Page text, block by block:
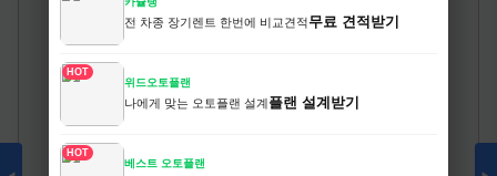
전 차종 장기렌트 한번에 비교견적무료 견적받기
HOT
위드오토플랜
나에게 맞는 오토플랜 설계플랜 설계받기
HOT
베스트 오토플랜